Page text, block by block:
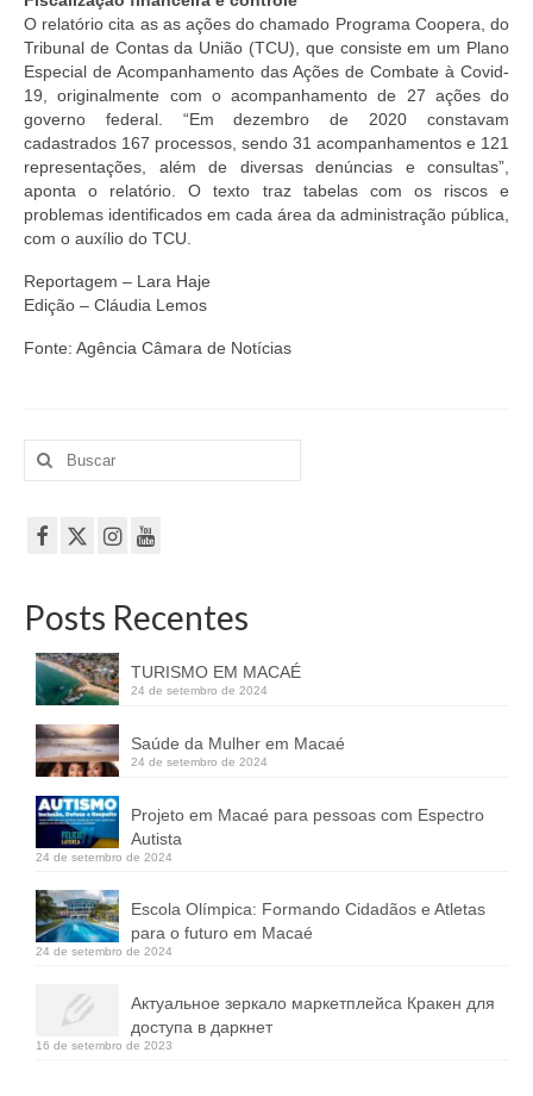
O relatório cita as as ações do chamado Programa Coopera, do
Tribunal de Contas da União (TCU), que consiste em um Plano
Especial de Acompanhamento das Ações de Combate à Covid-
19, originalmente com o acompanhamento de 27 ações do
governo federal. “Em dezembro de 2020 constavam
cadastrados 167 processos, sendo 31 acompanhamentos e 121
representações, além de diversas denúncias e consultas”,
aponta o relatório. O texto traz tabelas com os riscos e
problemas identificados em cada área da administração pública,
com o auxílio do TCU.
Reportagem – Lara Haje
Edição – Cláudia Lemos
Fonte: Agência Câmara de Notícias
Buscar
por:
Posts Recentes
TURISMO EM MACAÉ
24 de setembro de 2024
Saúde da Mulher em Macaé
24 de setembro de 2024
Projeto em Macaé para pessoas com Espectro
Autista
24 de setembro de 2024
Escola Olímpica: Formando Cidadãos e Atletas
para o futuro em Macaé
24 de setembro de 2024
Актуальное зеркало маркетплейса Кракен для
доступа в даркнет
16 de setembro de 2023